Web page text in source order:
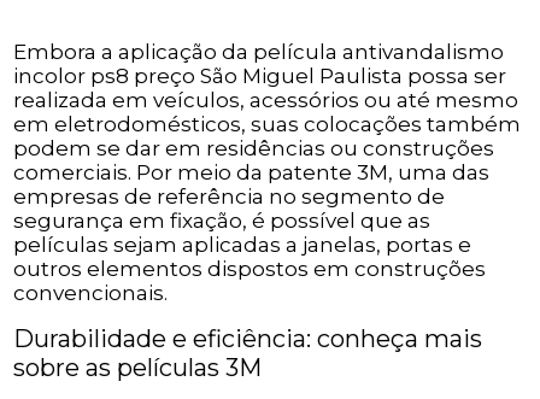
Embora a aplicação da película antivandalismo
incolor ps8 preço São Miguel Paulista possa ser
realizada em veículos, acessórios ou até mesmo
em eletrodomésticos, suas colocações também
podem se dar em residências ou construções
comerciais. Por meio da patente 3M, uma das
empresas de referência no segmento de
segurança em fixação, é possível que as
películas sejam aplicadas a janelas, portas e
outros elementos dispostos em construções
convencionais.
Durabilidade e eficiência: conheça mais
sobre as películas 3M